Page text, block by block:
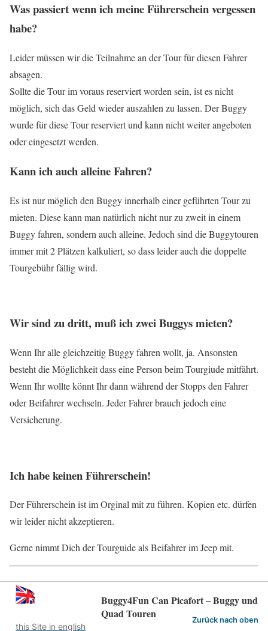
Was passiert wenn ich meine Führerschein vergessen
habe?
Leider müssen wir die Teilnahme an der Tour für diesen Fahrer
absagen.
Sollte die Tour im voraus reserviert worden sein, ist es nicht
möglich, sich das Geld wieder auszahlen zu lassen. Der Buggy
wurde für diese Tour reserviert und kann nicht weiter angeboten
oder eingesetzt werden.
Kann ich auch alleine Fahren?
Es ist nur möglich den Buggy innerhalb einer geführten Tour zu
mieten. Diese kann man natürlich nicht nur zu zweit in einem
Buggy fahren, sondern auch alleine. Jedoch sind die Buggytouren
immer mit 2 Plätzen kalkuliert, so dass leider auch die doppelte
Tourgebühr fällig wird.
Wir sind zu dritt, muß ich zwei Buggys mieten?
Wenn Ihr alle gleichzeitig Buggy fahren wollt, ja. Ansonsten
besteht die Möglichkeit dass eine Person beim Tourgiude mitfährt.
Wenn Ihr wollte könnt Ihr dann während der Stopps den Fahrer
oder Beifahrer wechseln. Jeder Fahrer brauch jedoch eine
Versicherung.
Ich habe keinen Führerschein!
Der Führerschein ist im Orginal mit zu führen. Kopien etc. dürfen
wir leider nicht akzeptieren.
Gerne nimmt Dich der Tourguide als Beifahrer im Jeep mit.
this Site in english
Buggy4Fun Can Picafort – Buggy und
Quad Touren
Zurück nach oben